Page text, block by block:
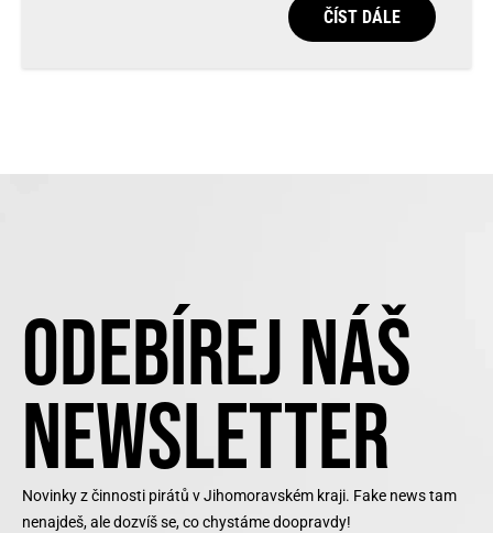
ČÍST DÁLE
ODEBÍREJ NÁŠ
NEWSLETTER
Novinky z činnosti pirátů v Jihomoravském kraji. Fake news tam
nenajdeš, ale dozvíš se, co chystáme doopravdy!